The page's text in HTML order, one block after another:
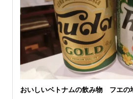
おいしいベトナムの飲み物 フエの